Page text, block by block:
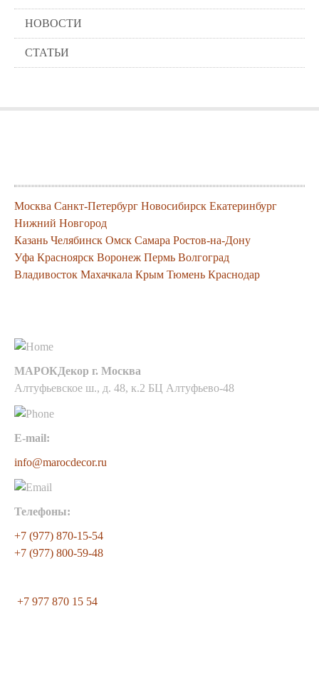
Подушки
Салфетницы
Свечи и подсвечники
Сундуки
Шкатулки
Пиалы, чаши, салатники
НОВОСТИ
СТАТЬИ
Москва Санкт-Петербург Новосибирск Екатеринбург
Нижний Новгород
Казань Челябинск Омск Самара Ростов-на-Дону
Уфа Красноярск Воронеж Пермь Волгоград
Владивосток Махачкала Крым Тюмень Краснодар
МАРОКДекор г. Москва
Алтуфьевское ш., д. 48, к.2 БЦ Алтуфьево-48
E-mail:
info@marocdecor.ru
Телефоны:
+7 (977) 870-15-54
+7 (977) 800-59-48
+7 977 870 15 54